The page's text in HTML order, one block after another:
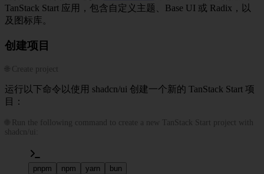
TanStack Start 应用，包含自定义主题、Base UI 或 Radix，以
及图标库。
创建项目
🌐 Create project
运行以下命令以使用 shadcn/ui 创建一个新的 TanStack Start 项
目：
🌐 Run the following command to create a new TanStack Start project with
shadcn/ui:
pnpm npm yarn bun